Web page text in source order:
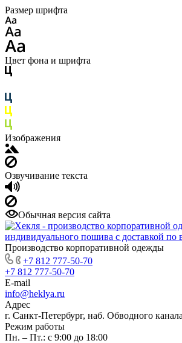
Размер шрифта
Цвет фона и шрифта
Изображения
Озвучивание текста
Обычная версия сайта
Производство корпоративной одежды
+7 812 777-50-70
+7 812 777-50-70
E-mail
info@heklya.ru
Адрес
г. Санкт-Петербург, наб. Обводного
Режим работы
Пн. – Пт.: с 9:00 до 18:00